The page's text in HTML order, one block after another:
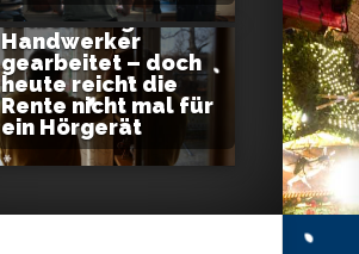
selbständiger
Handwerker
gearbeitet – doch
heute reicht die
Rente nicht mal für
ein Hörgerät